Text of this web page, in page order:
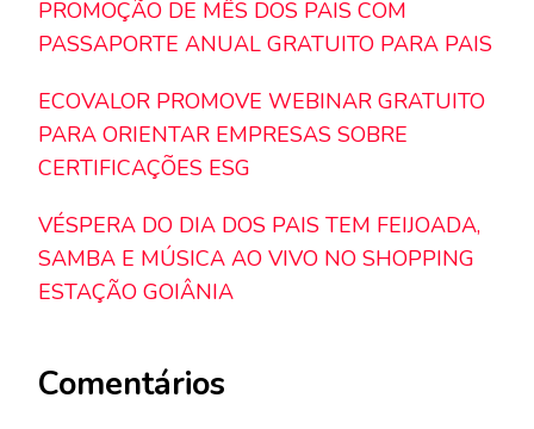
PROMOÇÃO DE MÊS DOS PAIS COM
PASSAPORTE ANUAL GRATUITO PARA PAIS
ECOVALOR PROMOVE WEBINAR GRATUITO
PARA ORIENTAR EMPRESAS SOBRE
CERTIFICAÇÕES ESG
VÉSPERA DO DIA DOS PAIS TEM FEIJOADA,
SAMBA E MÚSICA AO VIVO NO SHOPPING
ESTAÇÃO GOIÂNIA
Comentários